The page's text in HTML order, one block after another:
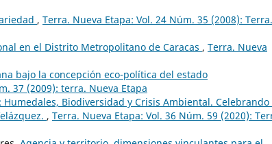
, Terra. Nueva Etapa: Vol. 24 Núm. 35 (2008): Terra.
en el Distrito Metropolitano de Caracas , Terra. Nueva
bajo la concepción eco-política del estado
37 (2009): terra. Nueva Etapa
Humedales, Biodiversidad y Crisis Ambiental. Celebrando
, Terra. Nueva Etapa: Vol. 36 Núm. 59 (2020):